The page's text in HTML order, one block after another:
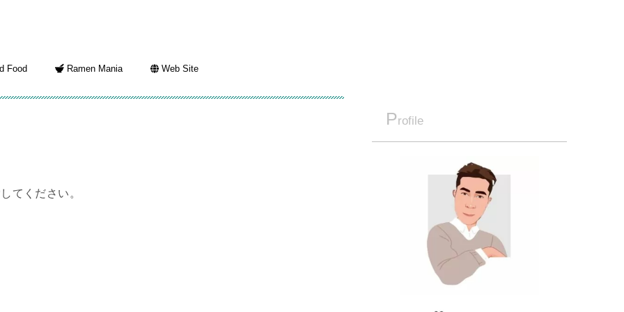
Food Ramen Mania Web Site
てください。
Profile